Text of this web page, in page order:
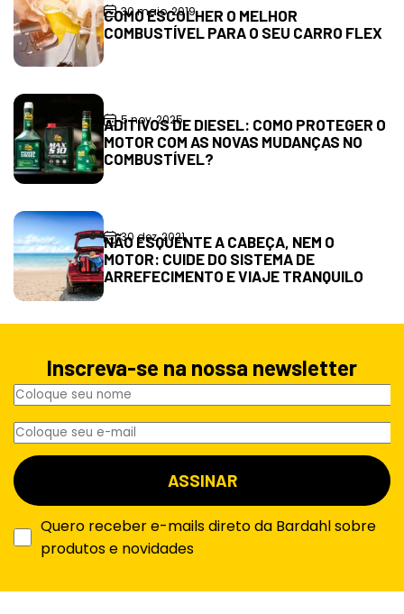
30 maio, 2019
COMO ESCOLHER O MELHOR
COMBUSTÍVEL PARA O SEU CARRO FLEX
5 nov, 2025
ADITIVOS DE DIESEL: COMO PROTEGER O
MOTOR COM AS NOVAS MUDANÇAS NO
COMBUSTÍVEL?
30 dez, 2021
NÃO ESQUENTE A CABEÇA, NEM O
MOTOR: CUIDE DO SISTEMA DE
ARREFECIMENTO E VIAJE TRANQUILO
Inscreva-se na nossa newsletter
Quero receber e-mails direto da Bardahl sobre
produtos e novidades